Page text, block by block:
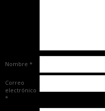
Nombre *
Correo
electrónico
*